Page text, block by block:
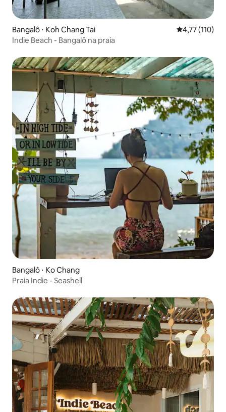
Bangalô ⋅ Koh Chang Tai 4,77 de uma
4,77 (110)
Indie Beach - Bangalô na praia
Bangalô ⋅ Ko Chang
Praia Indie - Seashell